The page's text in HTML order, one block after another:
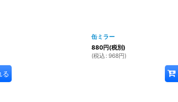
る
缶ミラー
880円(税別)
(税込 : 968円)